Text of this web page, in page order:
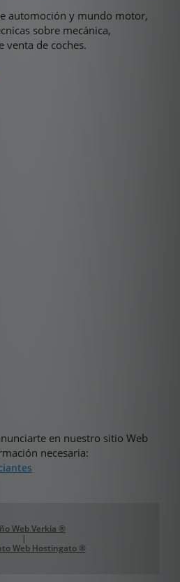
automoción y mundo motor,
sobre mecánica,
venta de coches.
en nuestro sitio Web
necesaria:
Web Verkia ®
|
Web Hostingato ®